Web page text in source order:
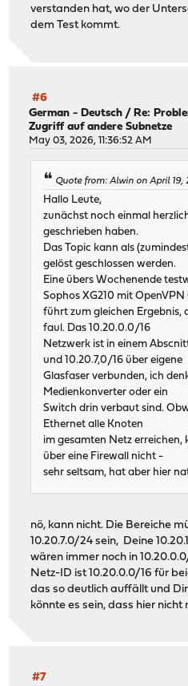
verstanden hat, wo der
dem Test kommt.
#6
German - Deutsch / Re:
Zugriff auf andere Subnetze
May 03, 2026, 11:36:52 AM
Quote from: Alwin on April 19,
Hallo Leute,
zunächst noch einmal
geschrieben haben.
Das Topic kann als
gelöst geschlossen werden.
Eine übers Wochenende
Sophos XG210 mit OpenVPN
führt zum gleichen Ergebnis,
faul. Das 10.20.0.0/16
Netzwerk ist in einem
und 10.20.7,0/16 über eigene
Glasfaser verbunden, ich
Medienkonverter oder ein
Switch drin verbaut sind.
Ethernet alle Knoten
im gesamten Netz erreichen,
über eine Firewall nicht -
sehr seltsam, hat aber hier
nö, kann nicht. Die Bereiche
10.20.7.0/24 sein, Deine
wären immer noch in
Netz-ID ist 10.20.0.0/16 für
das so deutlich auffällt und
könnte es sein, dass hier
#7